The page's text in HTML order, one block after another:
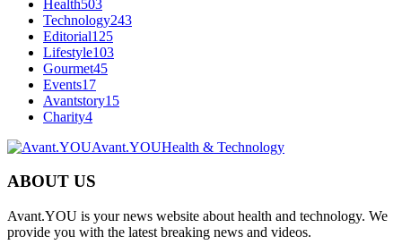
Health503
Technology243
Editorial125
Lifestyle103
Gourmet45
Events17
Avantstory15
Charity4
Avant.YOUHealth & Technology
ABOUT US
Avant.YOU is your news website about health and technology. We
provide you with the latest breaking news and videos.